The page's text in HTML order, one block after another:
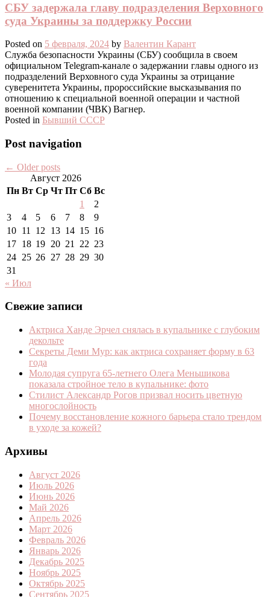
СБУ задержала главу подразделения Верховного
суда Украины за поддержку России
Posted on 5 февраля, 2024 by Валентин Карант
Служба безопасности Украины (СБУ) сообщила в своем
официальном Telegram-канале о задержании главы одного из
подразделений Верховного суда Украины за отрицание
суверенитета Украины, пророссийские высказывания по
отношению к специальной военной операции и частной
военной компании (ЧВК) Вагнер.
Posted in Бывший СССР
Post navigation
← Older posts
Август 2026
Пн Вт Ср Чт Пт Сб Вс
1
2
3
4 5 6 7 8
9
10 11 12 13 14 15 16
17 18 19 20 21 22 23
24 25 26 27 28 29 30
31
« Июл
Свежие записи
Актриса Ханде Эрчел снялась в купальнике с глубоким
декольте
Секреты Деми Мур: как актриса сохраняет форму в 63
года
Молодая супруга 65-летнего Олега Меньшикова
показала стройное тело в купальнике: фото
Стилист Александр Рогов призвал носить цветную
многослойность
Почему восстановление кожного барьера стало трендом
в уходе за кожей?
Архивы
Август 2026
Июль 2026
Июнь 2026
Май 2026
Апрель 2026
Март 2026
Февраль 2026
Январь 2026
Декабрь 2025
Ноябрь 2025
Октябрь 2025
Сентябрь 2025